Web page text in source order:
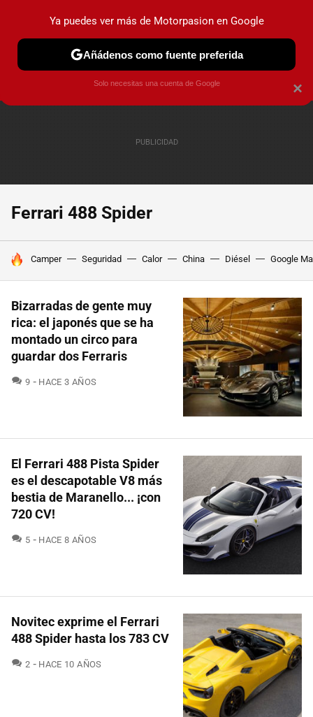
PRUEBAS COCHES ELÉCTRICOS OBSERVATORIO
Ferrari 488 Spider
HOY SE HABLA DE
Camper Seguridad Calor China Diésel Google
Bizarradas de gente muy
rica: el japonés que se ha
montado un circo para
guardar dos Ferraris
9 COMENTARIOS
HACE 3 AÑOS
El Ferrari 488 Pista Spider
es el descapotable V8 más
bestia de Maranello... ¡con
720 CV!
5 COMENTARIOS
HACE 8 AÑOS
Novitec exprime el Ferrari
488 Spider hasta los 783 CV
2 COMENTARIOS
HACE 10 AÑOS
×
Ya puedes ver más de Motorpasion en Google
Añádenos como fuente preferida
Solo necesitas una cuenta de Google